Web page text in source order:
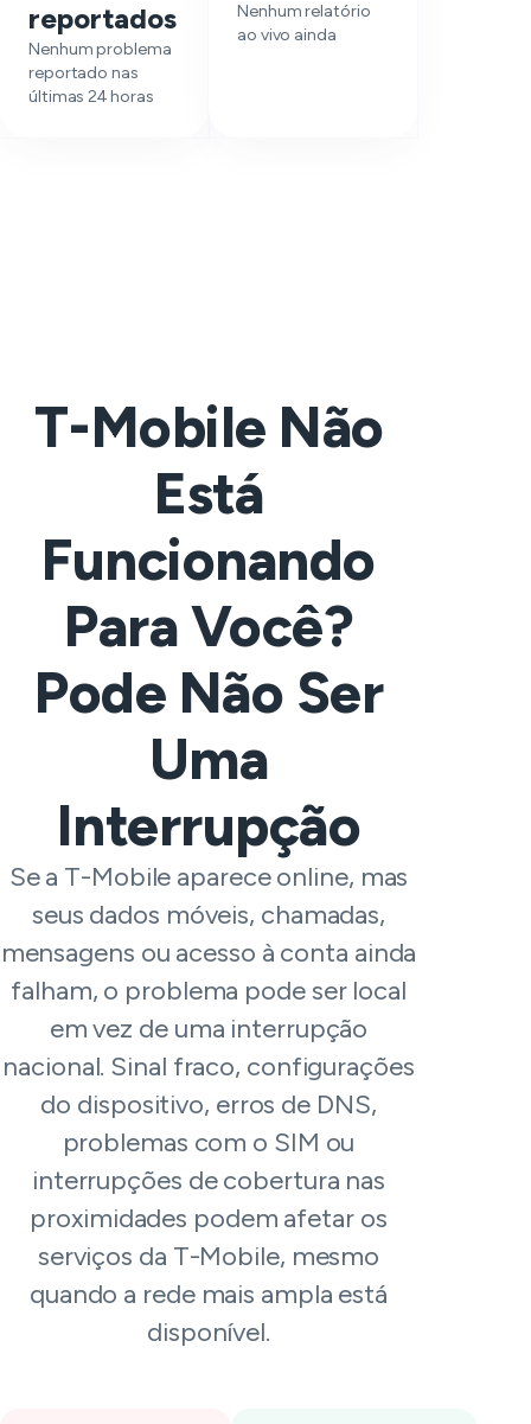
reportados
Nenhum problema
reportado nas
últimas 24 horas
Nenhum relatório
ao vivo ainda
T-Mobile Não
Está
Funcionando
Para Você?
Pode Não Ser
Uma
Interrupção
Se a T-Mobile aparece online, mas
seus dados móveis, chamadas,
mensagens ou acesso à conta ainda
falham, o problema pode ser local
em vez de uma interrupção
nacional. Sinal fraco, configurações
do dispositivo, erros de DNS,
problemas com o SIM ou
interrupções de cobertura nas
proximidades podem afetar os
serviços da T-Mobile, mesmo
quando a rede mais ampla está
disponível.